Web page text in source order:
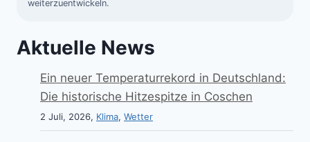
weiterzuentwickeln.
Aktuelle News
Ein neuer Temperaturrekord in Deutschland:
Die historische Hitzespitze in Coschen
2 Juli, 2026, Klima, Wetter